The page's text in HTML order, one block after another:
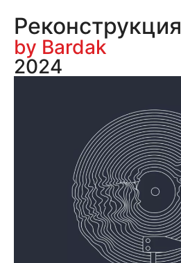
Реконструкция
by Bardak
2024